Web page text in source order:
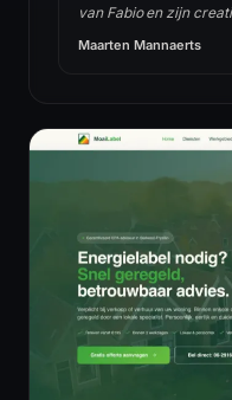
van Fabio en zijn
voor studiofab.nl!”
Maarten Mannaerts